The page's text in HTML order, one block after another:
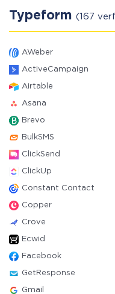
Typeform (167
AWeber
ActiveCampaign
Airtable
Asana
Brevo
BulkSMS
ClickSend
ClickUp
Constant Contact
Copper
Crove
Ecwid
Facebook
GetResponse
Gmail